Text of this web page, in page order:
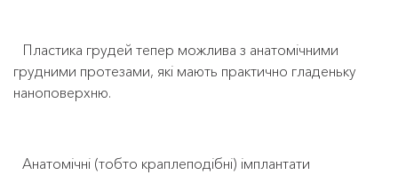
Пластика грудей тепер можлива з анатомічними
грудними протезами, які мають практично гладеньку
наноповерхню.
Анатомічні (тобто краплеподібні) імплантати